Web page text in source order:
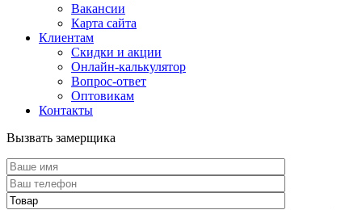
Вакансии
Карта сайта
Клиентам
Скидки и акции
Онлайн-калькулятор
Вопрос-ответ
Оптовикам
Контакты
Вызвать замерщика